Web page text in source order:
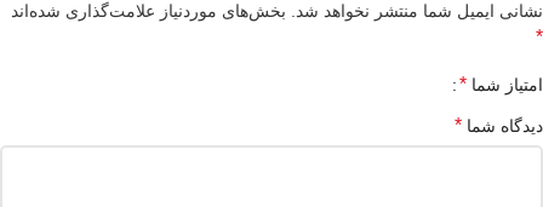
نشانی ایمیل شما منتشر نخواهد شد. بخش‌های موردنیاز علامت‌گذاری شده‌اند
*
امتیاز شما *
دیدگاه شما *